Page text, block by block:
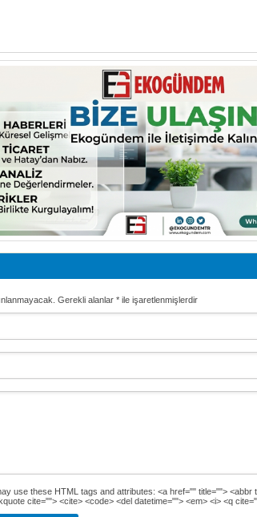
Gerekli alanlar * ile işaretlenmişlerdir
use these HTML tags and attributes: <a href="" title=""> <abbr
cite=""> <cite> <code> <del datetime=""> <em> <i> <q